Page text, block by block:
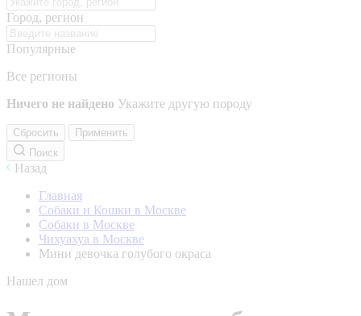
Город, регион
Популярные
Все регионы
Ничего не найдено Укажите другую породу
Сбросить
Применить
Поиск
Назад
Главная
Собаки и Кошки в Москве
Собаки в Москве
Чихуахуа в Москве
Мини девочка голубого окраса
Нашел дом